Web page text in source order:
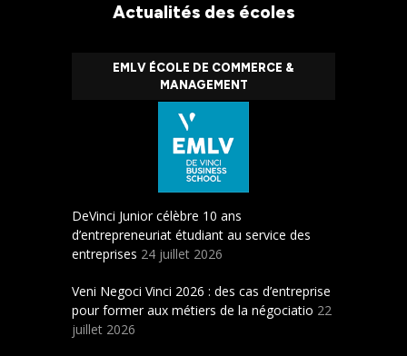
Actualités des écoles
EMLV ÉCOLE DE COMMERCE &
MANAGEMENT
DeVinci Junior célèbre 10 ans
d’entrepreneuriat étudiant au service des
entreprises 24 juillet 2026
Veni Negoci Vinci 2026 : des cas d’entreprise
pour former aux métiers de la négociatio 22
juillet 2026